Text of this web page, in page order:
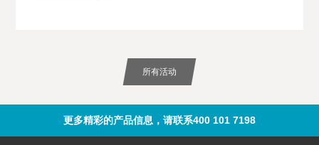
所有活动
更多精彩的产品信息，请联系400 101 7198